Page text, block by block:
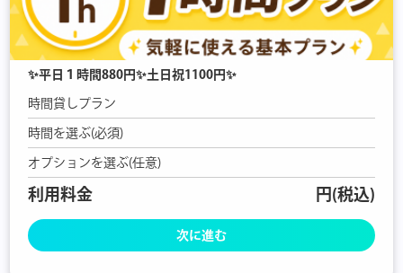
✨平日１時間880円✨土日祝1100円✨
時間貸しプラン
時間を選ぶ(必須)
オプションを選ぶ(任意)
利用料金 円(税込)
次に進む